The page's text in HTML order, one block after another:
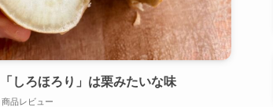
しろほろり」は栗みたいな味
商品レビュー